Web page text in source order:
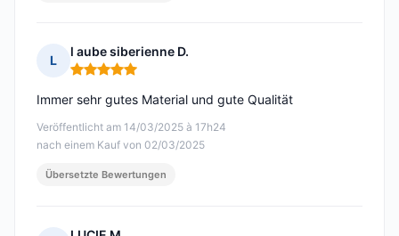
L
l aube siberienne D.
Hinweis: 5 von 5
Veröffentlicht am 14/03/2025 à 17h24
nach einem Kauf von 02/03/2025
Immer sehr gutes Material und gute Qualität
Übersetzte Bewertungen